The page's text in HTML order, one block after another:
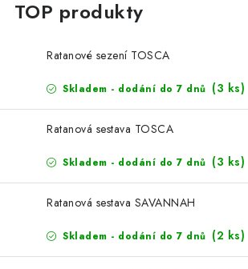
Ratanové sezení TOSCA
Skladem - dodání do 7 dnů (3 ks)
Ratanová sestava TOSCA
Skladem - dodání do 7 dnů (3 ks)
Ratanová sestava SAVANNAH
Skladem - dodání do 7 dnů (2 ks)